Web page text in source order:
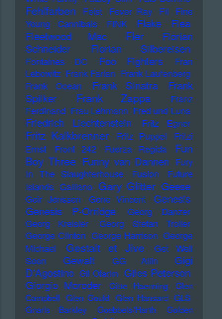
Fehlfarben Feist Fever Ray Fil
Fine
Young Cannibals
FINK Flake
Flea
Fleetwood Mac
Fler
Florian
Schneider
Florian Silbereisen
Fontaines DC Foo Fighters
Fran
Lebowitz Frank Farian Frank Laufenberg
Frank Ocean
Frank Sinatra
Frank
Spilker
Frank Zappa
Franz
Ferdinand Frau Lehmann Fred und Luna
Friedrich Liechtenstein Fritz Egner
Fritz Kalkbrenner Fritz Puppel
Fritzi
Ernst
Front 242 Fuerza Regida
Fun
Boy Three Funny van Dannen Fury
In The Slaughterhouse
Fusion
Future
Islands Galliano Gary Glitter Geese
Geir Jenssen Gene Vincent
Genesis
Genesis P-Orridge
Georg Danzer
Georg Kreisler
Georg Stefan Troller
George Clinton George Harrison George
Michael
Gestalt et Jive
Get Well
Soon
Gewalt GG Allin
Gigi
D'Agostino Gil Ofarim Giles Peterson
Giorgio Moroder
Gitte Haenning
Glen
Campbell Glen Gould Glen Hansard GLS
Gnarls Barkley
Goebbels/Harth
Golden